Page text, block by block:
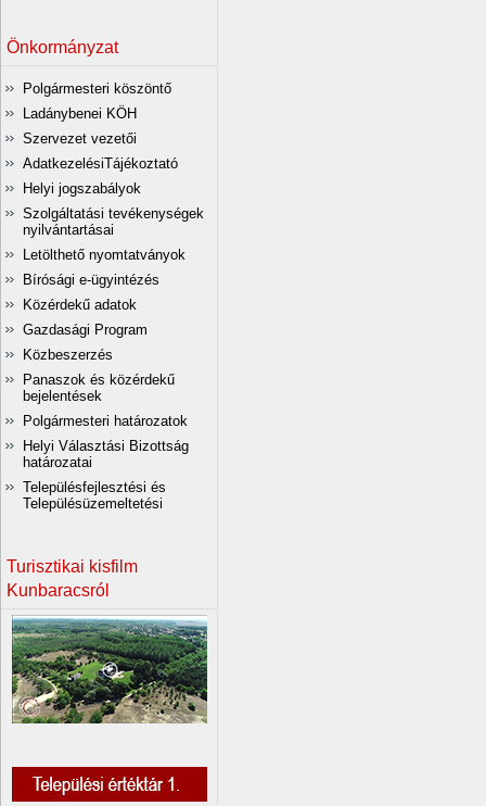
Önkormányzat
Polgármesteri köszöntő
Ladánybenei KÖH
Szervezet vezetői
AdatkezelésiTájékoztató
Helyi jogszabályok
Szolgáltatási tevékenységek
nyilvántartásai
Letölthető nyomtatványok
Bírósági e-ügyintézés
Közérdekű adatok
Gazdasági Program
Közbeszerzés
Panaszok és közérdekű
bejelentések
Polgármesteri határozatok
Helyi Választási Bizottság
határozatai
Településfejlesztési és
Településüzemeltetési
Turisztikai kisfilm
Kunbaracsról